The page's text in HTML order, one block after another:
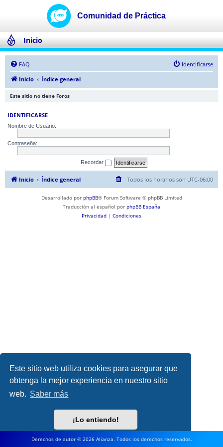
Este sitio web utiliza cookies para asegurar que
obtenga la mejor experiencia en nuestro sitio
web. Saber más
¡Lo entiendo!
Inicio
FAQ
Identificarse
Inicio
Índice general
Este sitio no tiene Foros
IDENTIFICARSE
Nombre de Usuario:
Contraseña:
Recordar
Inicio Índice general Todos los horarios son UTC-06:00
Desarrollado por phpBB® Forum Software © phpBB Limited
Traducción al español por phpBB España
Privacidad | Condiciones
Derechos de autor © 2026 Alianza. Todos los derechos reservados.